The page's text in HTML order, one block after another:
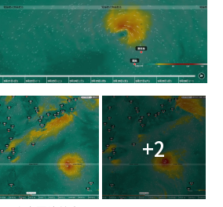
+2